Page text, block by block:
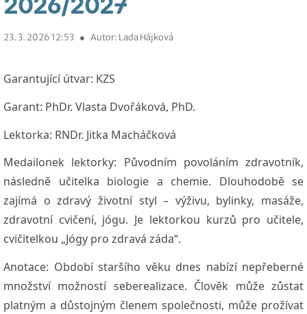
23. 3. 2026 12:53 ● Autor: Lada Hájková
Garantující útvar: KZS
Garant: PhDr. Vlasta Dvořáková, PhD.
Lektorka: RNDr. Jitka Macháčková
Medailonek lektorky: Původním povoláním zdravotník,
následně učitelka biologie a chemie. Dlouhodobě se
zajímá o zdravý životní styl – výživu, bylinky, masáže,
zdravotní cvičení, jógu. Je lektorkou kurzů pro učitele,
cvičitelkou „Jógy pro zdravá záda“.
Anotace: Období staršího věku dnes nabízí nepřeberné
množství možností seberealizace. Člověk může zůstat
platným a důstojným členem společnosti, může prožívat